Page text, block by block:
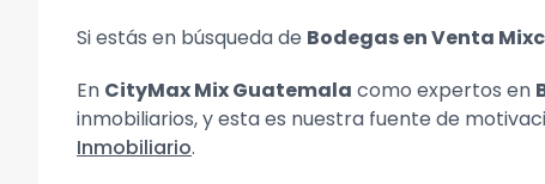
Si estás en búsqueda de Bodegas en Venta
En CityMax Mix Guatemala como expertos en
inmobiliarios, y esta es nuestra fuente de
Inmobiliario.